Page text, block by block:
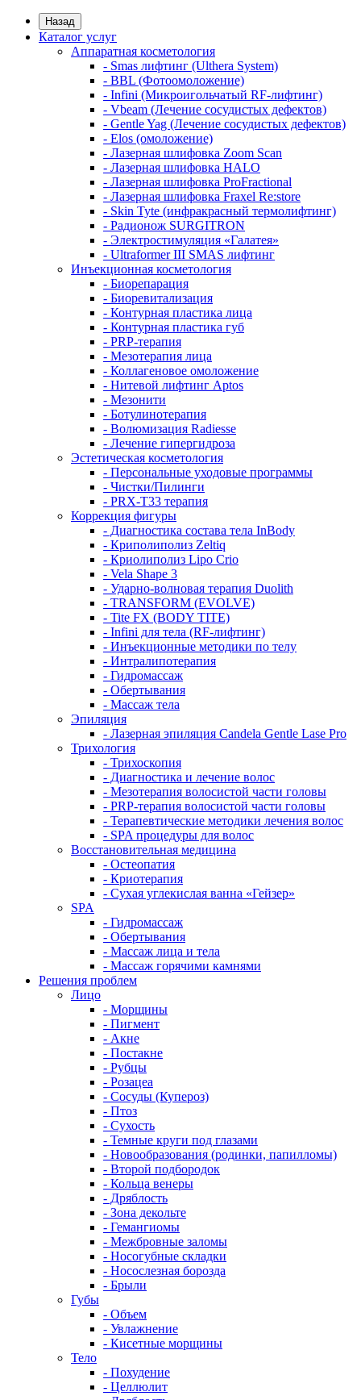
Назад
Каталог услуг
Аппаратная косметология
- Smas лифтинг (Ulthera System)
- BBL (Фотоомоложение)
- Infini (Микроигольчатый RF-лифтинг)
- Vbeam (Лечение сосудистых дефектов)
- Gentle Yag (Лечение сосудистых дефектов)
- Elos (омоложение)
- Лазерная шлифовка Zoom Scan
- Лазерная шлифовка HALO
- Лазерная шлифовка ProFractional
- Лазерная шлифовка Fraxel Re:store
- Skin Tyte (инфракрасный термолифтинг)
- Радионож SURGITRON
- Электростимуляция «Галатея»
- Ultraformer III SMAS лифтинг
Инъекционная косметология
- Биорепарация
- Биоревитализация
- Контурная пластика лица
- Контурная пластика губ
- PRP-терапия
- Мезотерапия лица
- Коллагеновое омоложение
- Нитевой лифтинг Aptos
- Мезонити
- Ботулинотерапия
- Волюмизация Radiesse
- Лечение гипергидроза
Эстетическая косметология
- Персональные уходовые программы
- Чистки/Пилинги
- PRX-T33 терапия
Коррекция фигуры
- Диагностика состава тела InBody
- Криполиполиз Zeltiq
- Криолиполиз Lipo Crio
- Vela Shape 3
- Ударно-волновая терапия Duolith
- TRANSFORM (EVOLVE)
- Tite FX (BODY TITE)
- Infini для тела (RF-лифтинг)
- Инъекционные методики по телу
- Интралипотерапия
- Гидромассаж
- Обертывания
- Массаж тела
Эпиляция
- Лазерная эпиляция Candela Gentle Lase Pro
Трихология
- Трихоскопия
- Диагностика и лечение волос
- Мезотерапия волосистой части головы
- PRP-терапия волосистой части головы
- Терапевтические методики лечения волос
- SPA процедуры для волос
Восстановительная медицина
- Остеопатия
- Криотерапия
- Сухая углекислая ванна «Гейзер»
SPA
- Гидромассаж
- Обертывания
- Массаж лица и тела
- Массаж горячими камнями
Решения проблем
Лицо
- Морщины
- Пигмент
- Акне
- Постакне
- Рубцы
- Розацеа
- Сосуды (Купероз)
- Птоз
- Сухость
- Темные круги под глазами
- Новообразования (родинки, папилломы)
- Второй подбородок
- Кольца венеры
- Дряблость
- Зона декольте
- Гемангиомы
- Межбровные заломы
- Носогубные складки
- Носослезная борозда
- Брыли
Губы
- Объем
- Увлажнение
- Кисетные морщины
Тело
- Похудение
- Целлюлит